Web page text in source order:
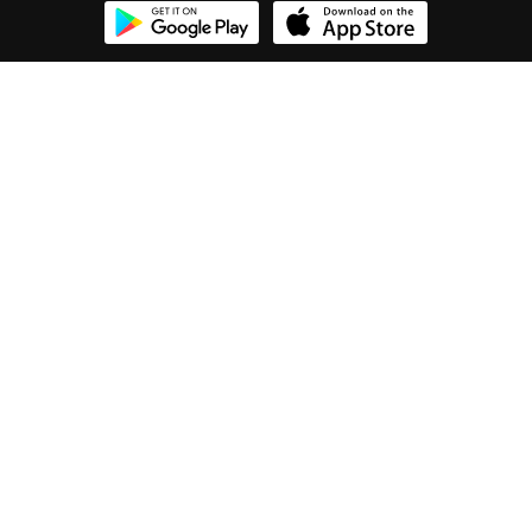
Rabatte für essenzielle Berufe